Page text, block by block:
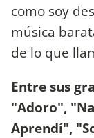
como soy
música
de lo que
Entre sus
"Adoro",
Aprendí",